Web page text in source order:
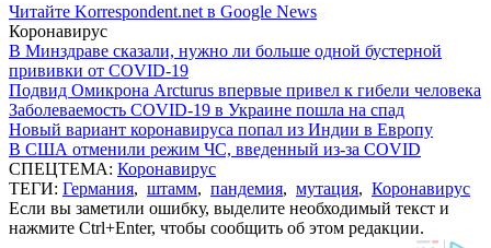
Читайте Korrespondent.net в Google News
Коронавирус
В Минздраве сказали, нужно ли больше одной бустерной
прививки от COVID-19
Подвид Омикрона Arcturus впервые привел к гибели человека
Заболеваемость COVID-19 в Украине пошла на спад
Новый вариант коронавируса попал из Индии в Европу
В США отменили режим ЧС, введенный из-за COVID
СПЕЦТЕМА: Коронавирус
ТЕГИ: Германия, штамм, пандемия, мутация, Коронавирус
Если вы заметили ошибку, выделите необходимый текст и
нажмите Ctrl+Enter, чтобы сообщить об этом редакции.